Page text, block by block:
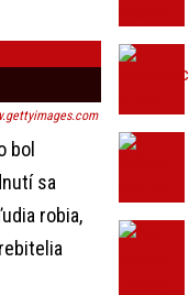
bol
sa
robia,